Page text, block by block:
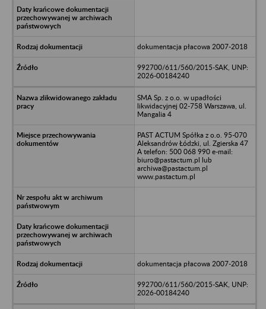
dokumentacja płacowa 2007-2018
992700/611/560/2015-SAK, UNP:
2026-00184240
SMA Sp. z o.o. w upadłości
likwidacyjnej 02-758 Warszawa, ul.
Mangalia 4
PAST ACTUM Spółka z o.o. 95-070
Aleksandrów Łódzki, ul. Zgierska 47
A telefon: 500 068 990 e-mail:
biuro@pastactum.pl lub
archiwa@pastactum.pl
www.pastactum.pl
dokumentacja płacowa 2007-2018
992700/611/560/2015-SAK, UNP:
2026-00184240